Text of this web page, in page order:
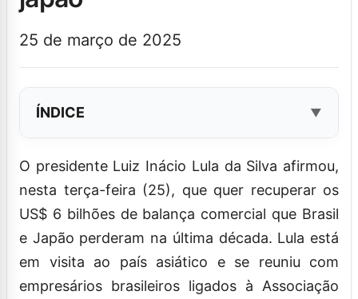
25 de março de 2025
ÍNDICE
O presidente Luiz Inácio Lula da Silva afirmou,
nesta terça-feira (25), que quer recuperar os
US$ 6 bilhões de balança comercial que Brasil
e Japão perderam na última década. Lula está
em visita ao país asiático e se reuniu com
empresários brasileiros ligados à Associação